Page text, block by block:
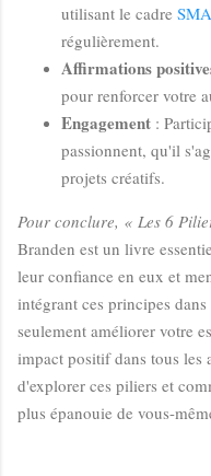
utilisant le cadre
régulièrement.
Affirmations
pour renforcer votre
Engagement :
passionnent, qu'il
projets créatifs.
Pour conclure, « Les 6
Branden est un livre
leur confiance en eux et
intégrant ces principes
seulement améliorer votre
impact positif dans tous les
d'explorer ces piliers et
plus épanouie de vous-